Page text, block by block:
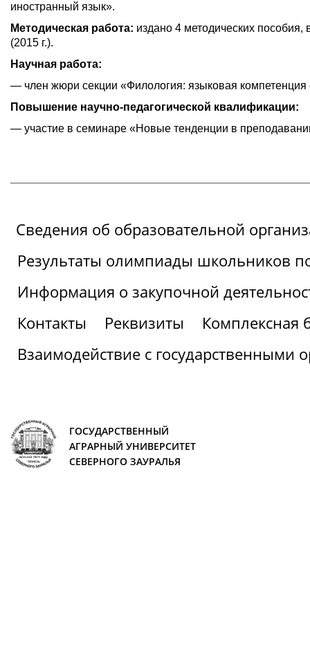
иностранный язык».
Методическая работа: издано 4 методических
(2015 г.).
Научная работа:
— член жюри секции «Филология: языковая компетенция
Повышение научно-педагогической квалификации:
— участие в семинаре «Новые тенденции в
Сведения об образовательной
Результаты олимпиады школьников
Информация о закупочной
Контакты
Реквизиты
Комплексная
Взаимодействие с государственными
ГОСУДАРСТВЕННЫЙ
АГРАРНЫЙ УНИВЕРСИТЕТ
СЕВЕРНОГО ЗАУРАЛЬЯ